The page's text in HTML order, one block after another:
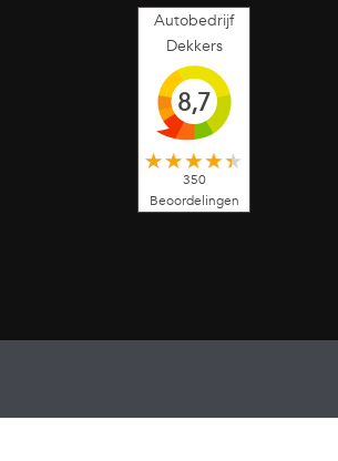
Autobedrijf
Dekkers
8,7
350
Beoordelingen